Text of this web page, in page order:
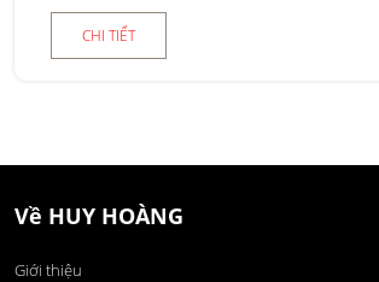
CHI TIẾT
Về HUY HOÀNG
Giới thiệu